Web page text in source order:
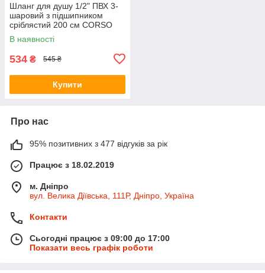
Шланг для душу 1/2" ПВХ 3-
шаровий з підшипником
сріблястий 200 см CORSO
XB-0138 (9691613)
В наявності
534 ₴ 545 ₴
Купити
Про нас
95% позитивних з 477 відгуків за рік
Працює з 18.02.2019
м. Дніпро
вул. Велика Діївська, 111Р, Дніпро, Україна
Контакти
Сьогодні працює з 09:00 до 17:00
Показати весь графік роботи